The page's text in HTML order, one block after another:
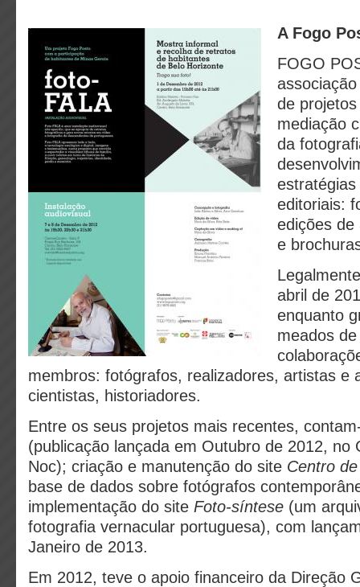
A Fogo
FOGO
de
mediação
da
editoriais:
edições de
e
abril de
enquanto
meados
membros: fotógrafos, realizadores, artistas e
cientistas, historiadores.
Entre os seus projetos mais recentes,
(publicação lançada em Outubro de 2012, no
Noc); criação e manutenção do site Centro
base de dados sobre fotógrafos
implementação do site Foto-síntese (um
fotografia vernacular portuguesa), com
Janeiro de 2013.
Em 2012, teve o apoio financeiro da Direção